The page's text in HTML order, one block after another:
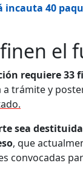
incauta 40
el
requiere
trámite y
sea
, que
convocadas